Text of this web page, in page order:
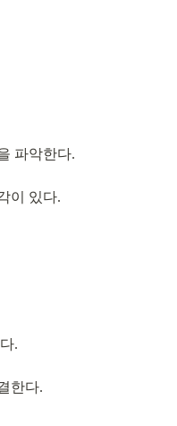
파악한다.
이 있다.
.
한다.